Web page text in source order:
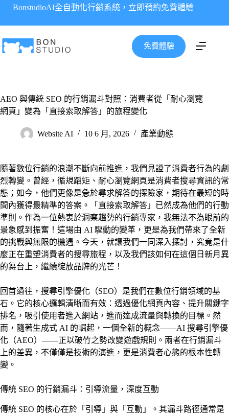
要
內
BonstudioAI全自動化行銷系統，立即預約免費體驗
免費體驗
AEO 與傳統 SEO 的行銷漏斗對照：消費者從「耐心瀏覽
網頁」變為「直接索取解答」的旅程變化
Website AI 10 6 月, 2026 產業動態
隨著數位行銷的浪潮不斷向前推進，我們見證了消費者行為的劇
烈轉變。曾經，循規蹈矩、耐心瀏覽網頁是消費者搜尋資訊的常
態；如今，他們更像是急於尋求解答的探險家，期待在最短的時
間內獲得最精準的答案。「直接索取解答」已然成為他們的行動
準則。作為一位熱衷於洞察趨勢的行銷專家，我無法不為眼前的
景象感到振奮！這場由 AI 驅動的變革，更是為我們帶來了全新
的挑戰與無限的機遇。今天，就讓我們一同深入探討，究竟是什
麼正在重塑消費者的搜尋旅程，以及我們該如何在這個日新月異
的舞台上，繼續綻放品牌的光芒！
回首過往，搜尋引擎優化（SEO）是我們在數位行銷領域的基
石。它的核心邏輯清晰而有效：透過優化網頁內容、提升關鍵字
排名，吸引使用者進入網站，進而達成流量與轉換的目標。然
而，隨著生成式 AI 的崛起，一個全新的概念——AI 搜尋引擎優
化（AEO）——正以破竹之勢改變遊戲規則。兩者在行銷漏斗
上的差異，不僅僅是技術的演進，更是消費者心態的根本性轉
變。
傳統 SEO 的行銷漏斗：引導流量，深度互動
傳統 SEO 的核心在於「引導」與「互動」。其漏斗路徑通常是